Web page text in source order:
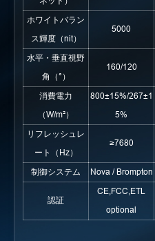
ホワイトバラン
ス輝度（nit）
5000
水平・垂直視野
角（°）
160/120
消費電力
（W/m²）
800±15%/267±1
5%
リフレッシュレ
ート（Hz）
≥7680
制御システム Nova / Brompton
認証
CE,FCC,ETL
optional